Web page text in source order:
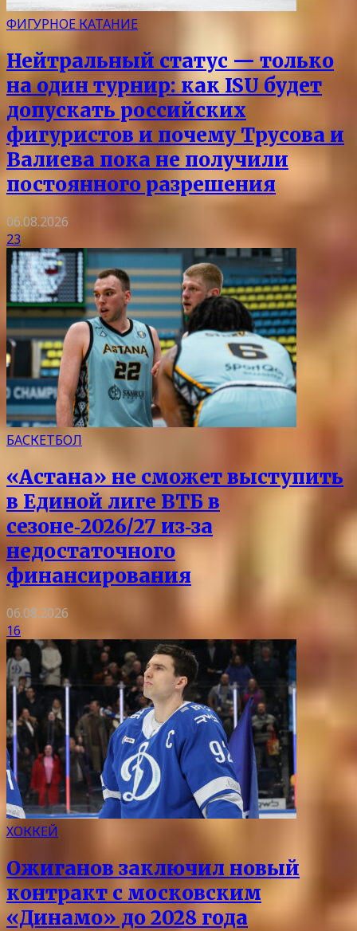
ФИГУРНОЕ КАТАНИЕ
Нейтральный статус — только
на один турнир: как ISU будет
допускать российских
фигуристов и почему Трусова и
Валиева пока не получили
постоянного разрешения
06.08.2026
23
БАСКЕТБОЛ
«Астана» не сможет выступить
в Единой лиге ВТБ в
сезоне‑2026/27 из‑за
недостаточного
финансирования
06.08.2026
16
ХОККЕЙ
Ожиганов заключил новый
контракт с московским
«Динамо» до 2028 года